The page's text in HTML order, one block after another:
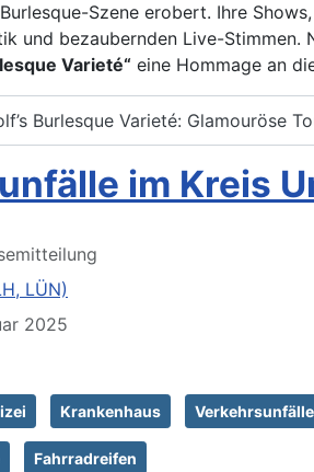
Szene erobert. Ihre
und bezaubernden Live-
Varieté“ eine Hommage an
Burlesque Varieté: Glamouröse
im Kreis
LÜN)
2025
Krankenhaus Verkehrsunfälle
Fahrradreifen